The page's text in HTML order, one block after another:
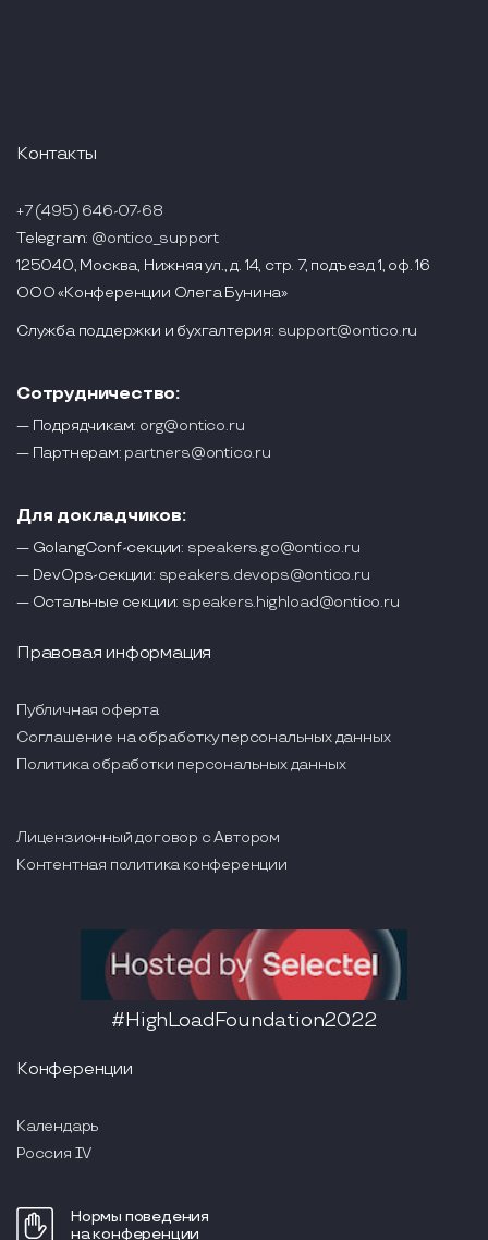
Контакты
+7 (495) 646-07-68
Telegram: @ontico_support
125040, Москва, Нижняя ул., д. 14, стр. 7, подъезд 1, оф. 16
ООО «Конференции Олега Бунина»
Служба поддержки и бухгалтерия: support@ontico.ru
Сотрудничество:
— Подрядчикам: org@ontico.ru
— Партнерам: partners@ontico.ru
Для докладчиков:
— GolangConf-секции: speakers.go@ontico.ru
— DevOps-секции: speakers.devops@ontico.ru
— Остальные секции: speakers.highload@ontico.ru
Конференции
Календарь
Россия IV
Нормы поведения
на конференции
Правовая информация
Публичная оферта
Соглашение на обработку персональных данных
Политика обработки персональных данных
Лицензионный договор с Автором
Контентная политика конференции
#HighLoadFoundation2022